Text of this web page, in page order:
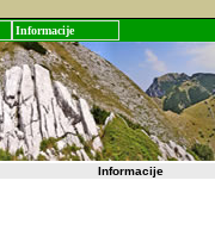
Informacije
Informacije